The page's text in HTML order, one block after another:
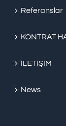
Referanslar
KONTRAT
İLETİŞİM
News